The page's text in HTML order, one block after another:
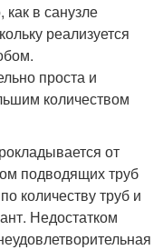
в санузле
реализуется
проста и
количеством
от
подводящих труб
количеству труб и
Недостатком